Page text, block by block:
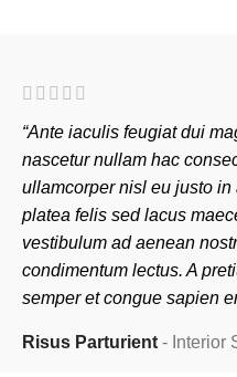
“Ante iaculis feugiat dui
nascetur nullam hac
ullamcorper nisl eu justo
platea felis sed lacus
vestibulum ad aenean
condimentum lectus. A
semper et congue sapien
Risus Parturient Interior